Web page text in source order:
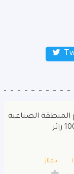
المنطقة الصناعية
ممتاز